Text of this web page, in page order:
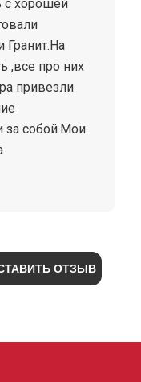
с хорошей
Гранит.На
,все про них
привезли
за собой.Мои
ОТЗЫВ